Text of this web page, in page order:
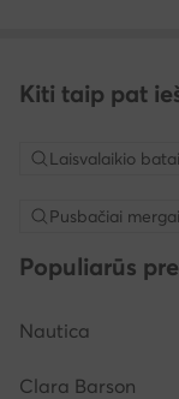
Kiti taip pat
Laisvalaikio
Pusbačiai
Populiarūs
Nautica
Clara Barson